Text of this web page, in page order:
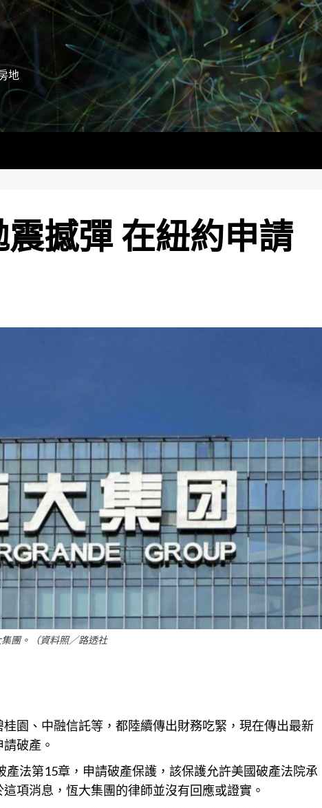
地
撼彈 在紐約申請
集團。（資料照／路透社
園、中融信託等，都陸續傳出財務吃緊，現在傳出最新
破產。
產法第15章，申請破產保護，該保護允許美國破產法院承
項消息，恆大集團的律師並沒有回應或證實。